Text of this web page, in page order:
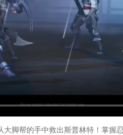
脚帮的手中救出斯普林特！掌握